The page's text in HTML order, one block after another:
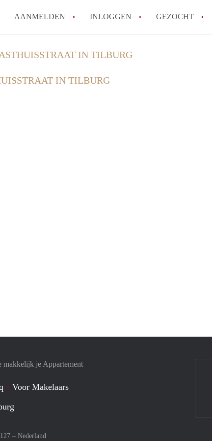
AANMELDEN INLOGGEN GEZOCHT
IN TILBURG
IN TILBURG
makkelijk je Appartement
Voor Makelaars
– Nederland